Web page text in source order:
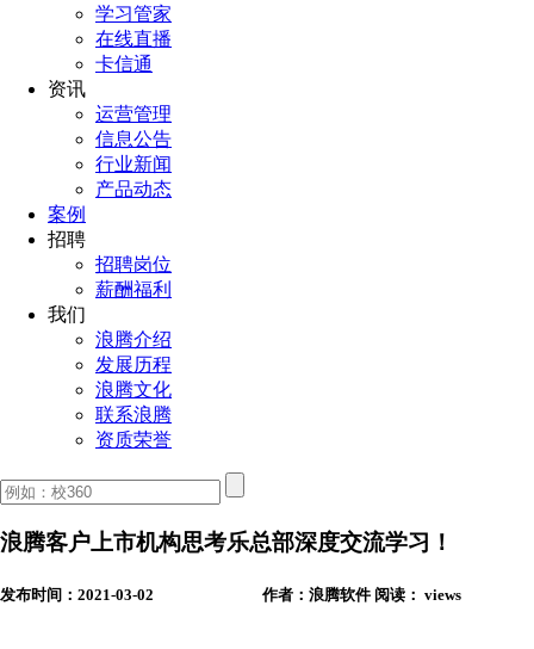
学习管家
在线直播
卡信通
资讯
运营管理
信息公告
行业新闻
产品动态
案例
招聘
招聘岗位
薪酬福利
我们
浪腾介绍
发展历程
浪腾文化
联系浪腾
资质荣誉
浪腾客户上市机构思考乐总部深度交流学习！
发布时间：2021-03-02 作者：浪腾软件 阅读： views